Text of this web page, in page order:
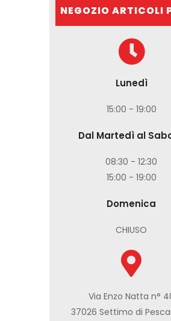
NEGOZIO ARTICOLI
Lunedì
15:00 - 19:00
Dal Martedì al
08:30 - 12:30
15:00 - 19:00
Domenica
CHIUSO
Via Enzo Natta n°
37026 Settimo di